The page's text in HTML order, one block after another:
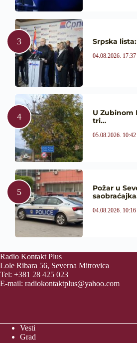
Srpska
04.08.2026. 17:37
U Zubinom
tri…
05.08.2026. 10:42
Požar u
04.08.2026. 10:16
Radio Kontakt Plus
Lole Ribara 56, Severna Mitrovica
Tel: +381 28 425 023
E-mail: radiokontaktplus@yahoo.com
Vesti
Grad